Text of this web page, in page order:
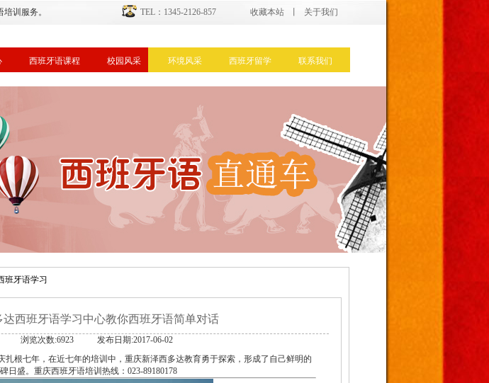
训服务。 收藏本站 关于我们
TEL：1345-2126-857
西班牙语课程 校园风采 环境风采 西班牙留学 联系我们
班牙语学习
达西班牙语学习中心教你西班牙语简单对话
浏览次数:6923
发布日期:2017-06-02
扎根七年，在近七年的培训中，重庆新泽西多达教育勇于探索，形成了自己鲜明的
日盛。重庆西班牙语培训热线：023-89180178